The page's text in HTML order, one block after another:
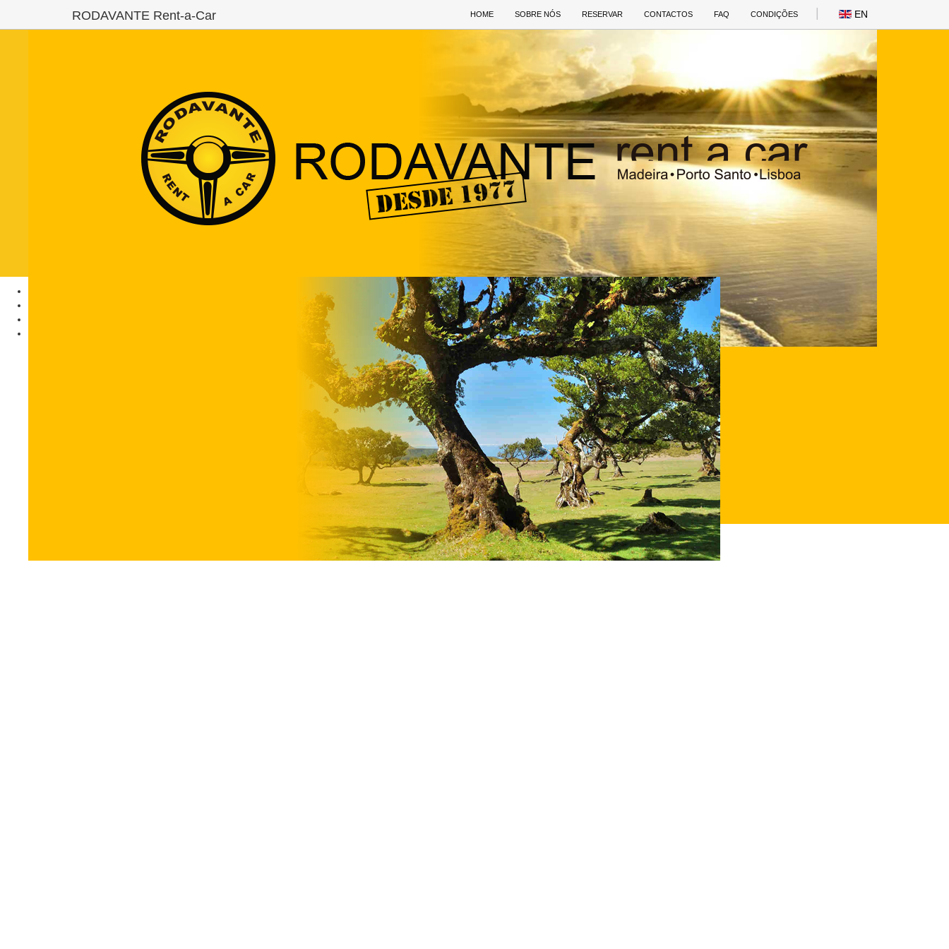
RODAVANTE Rent-a-Car HOME SOBRE NÓS RESERVAR CONTACTOS FAQ CONDIÇÕES EN